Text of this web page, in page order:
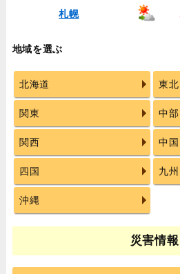
札幌
地域を選ぶ
北海道 東北
関東 中部
関西 中国
四国 九州
沖縄
災害情報